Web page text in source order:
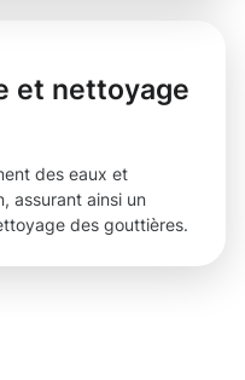
et nettoyage
des eaux et
assurant ainsi un
des gouttières.